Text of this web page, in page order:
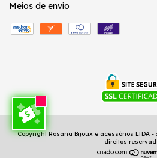
Meios de envio
Copyright Rosana Bijoux e acessórios LTDA -
direitos